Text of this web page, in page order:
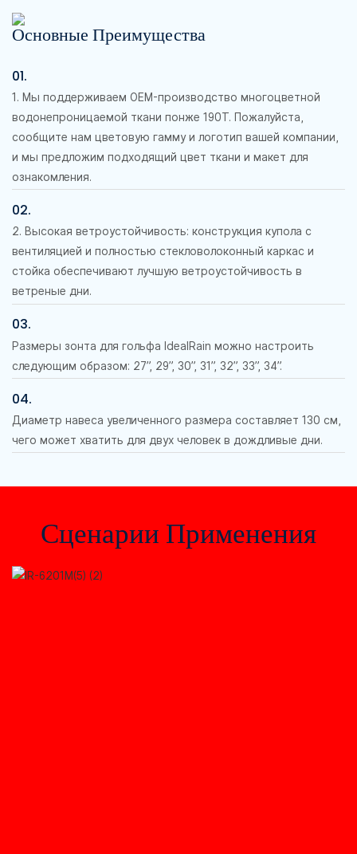
Основные Преимущества
01.
1. Мы поддерживаем OEM-производство многоцветной
водонепроницаемой ткани понже 190T. Пожалуйста,
сообщите нам цветовую гамму и логотип вашей компании,
и мы предложим подходящий цвет ткани и макет для
ознакомления.
02.
2. Высокая ветроустойчивость: конструкция купола с
вентиляцией и полностью стекловолоконный каркас и
стойка обеспечивают лучшую ветроустойчивость в
ветреные дни.
03.
Размеры зонта для гольфа IdealRain можно настроить
следующим образом: 27”, 29”, 30”, 31”, 32”, 33”, 34”.
04.
Диаметр навеса увеличенного размера составляет 130 см,
чего может хватить для двух человек в дождливые дни.
Сценарии Применения